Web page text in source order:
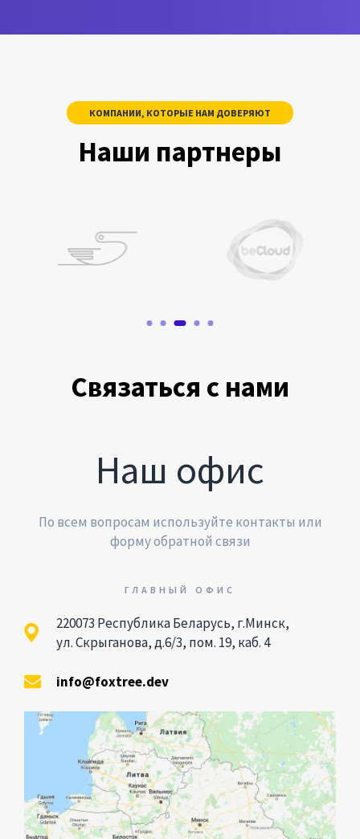
КОМПАНИИ, КОТОРЫЕ НАМ ДОВЕРЯЮТ
Наши партнеры
Связаться с нами
Наш офис
По всем вопросам используйте контакты или
форму обратной связи
ГЛАВНЫЙ ОФИС
220073 Республика Беларусь, г.Минск,
ул. Скрыганова, д.6/3, пом. 19, каб. 4
info@foxtree.dev